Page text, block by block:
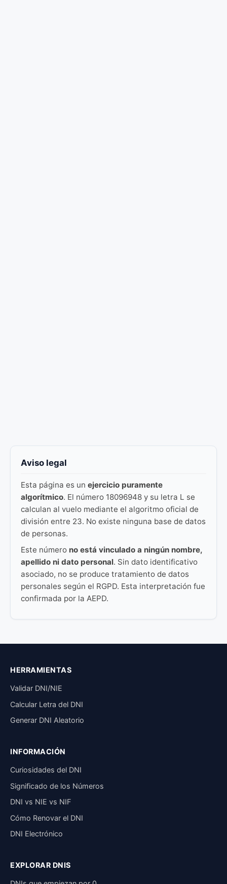
Aviso legal
Esta página es un ejercicio puramente
algorítmico. El número 18096948 y su letra L se
calculan al vuelo mediante el algoritmo oficial de
división entre 23. No existe ninguna base de datos
de personas.
Este número no está vinculado a ningún nombre,
apellido ni dato personal. Sin dato identificativo
asociado, no se produce tratamiento de datos
personales según el RGPD. Esta interpretación fue
confirmada por la AEPD.
HERRAMIENTAS
Validar DNI/NIE
Calcular Letra del DNI
Generar DNI Aleatorio
INFORMACIÓN
Curiosidades del DNI
Significado de los Números
DNI vs NIE vs NIF
Cómo Renovar el DNI
DNI Electrónico
EXPLORAR DNIS